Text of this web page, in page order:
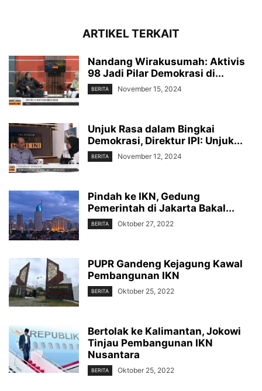
ARTIKEL TERKAIT
Nandang Wirakusumah: Aktivis
98 Jadi Pilar Demokrasi di...
BERITA November 15, 2024
Unjuk Rasa dalam Bingkai
Demokrasi, Direktur IPI: Unjuk...
BERITA November 12, 2024
Pindah ke IKN, Gedung
Pemerintah di Jakarta Bakal...
BERITA Oktober 27, 2022
PUPR Gandeng Kejagung Kawal
Pembangunan IKN
BERITA Oktober 25, 2022
Bertolak ke Kalimantan, Jokowi
Tinjau Pembangunan IKN
Nusantara
BERITA Oktober 25, 2022